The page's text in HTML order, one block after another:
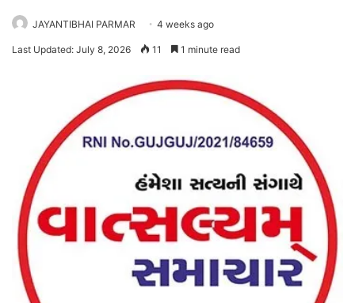
JAYANTIBHAI PARMAR 4 weeks ago
Last Updated: July 8, 2026 11 1 minute read